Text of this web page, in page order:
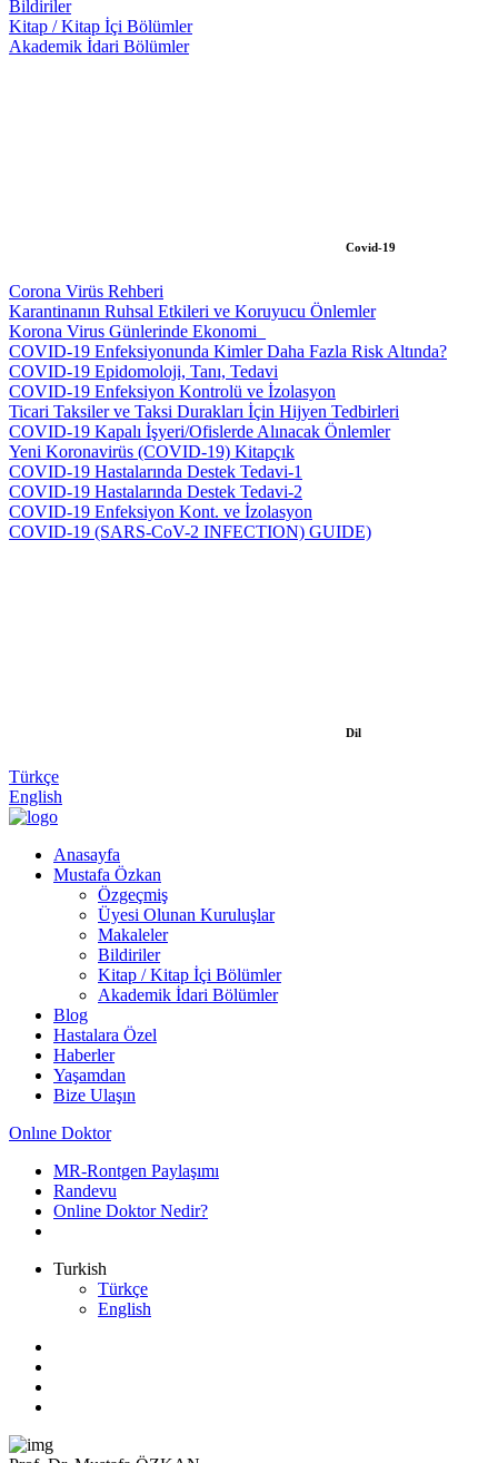
Bildiriler
Kitap / Kitap İçi Bölümler
Akademik İdari Bölümler
Covid-19
Corona Virüs Rehberi
Karantinanın Ruhsal Etkileri ve Koruyucu Önlemler
Korona Virus Günlerinde Ekonomi_
COVID-19 Enfeksiyonunda Kimler Daha Fazla Risk Altında?
COVID-19 Epidomoloji, Tanı, Tedavi
COVID-19 Enfeksiyon Kontrolü ve İzolasyon
Ticari Taksiler ve Taksi Durakları İçin Hijyen Tedbirleri
COVID-19 Kapalı İşyeri/Ofislerde Alınacak Önlemler
Yeni Koronavirüs (COVID-19) Kitapçık
COVID-19 Hastalarında Destek Tedavi-1
COVID-19 Hastalarında Destek Tedavi-2
COVID-19 Enfeksiyon Kont. ve İzolasyon
COVID-19 (SARS-CoV-2 INFECTION) GUIDE)
Dil
Türkçe
English
Anasayfa
Mustafa Özkan
Özgeçmiş
Üyesi Olunan Kuruluşlar
Makaleler
Bildiriler
Kitap / Kitap İçi Bölümler
Akademik İdari Bölümler
Blog
Hastalara Özel
Haberler
Yaşamdan
Bize Ulaşın
Onlıne Doktor
MR-Rontgen Paylaşımı
Randevu
Online Doktor Nedir?
Turkish
Türkçe
English